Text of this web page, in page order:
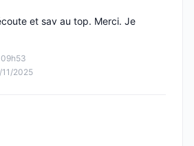
2025
et sav au top. Merci. Je